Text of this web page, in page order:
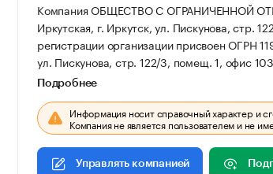
Компания ОБЩЕСТВО С ОГРАНИЧЕННОЙ
Иркутская, г. Иркутск, ул. Пискунова, стр.
регистрации организации присвоен ОГРН
ул. Пискунова, стр. 122/3, помещ. 1, офис
Подробнее
Информация носит справочный характер и
Компания не является пользователем и не
Управлять компанией